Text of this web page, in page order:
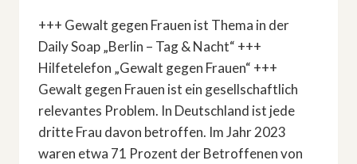
+++ Gewalt gegen Frauen ist Thema in der
Daily Soap „Berlin – Tag & Nacht“ +++
Hilfetelefon „Gewalt gegen Frauen“ +++
Gewalt gegen Frauen ist ein gesellschaftlich
relevantes Problem. In Deutschland ist jede
dritte Frau davon betroffen. Im Jahr 2023
waren etwa 71 Prozent der Betroffenen von